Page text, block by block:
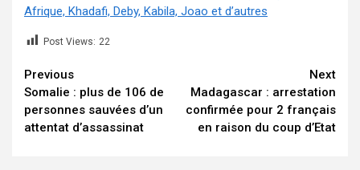
Afrique, Khadafi, Deby, Kabila, Joao et d’autres
Post Views: 22
Continue
Reading
Previous
Somalie : plus de 106 de
personnes sauvées d’un
attentat d’assassinat
Next
Madagascar : arrestation
confirmée pour 2 français
en raison du coup d’Etat